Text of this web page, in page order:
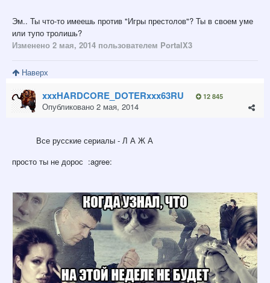
Эм.. Ты что-то имеешь против "Игры престолов"? Ты в своем уме
или тупо тролишь?
Изменено 2 мая, 2014 пользователем PortalX3
Наверх
xxxHARDCORE_DOTERxxx63RU 12 845
Опубликовано 2 мая, 2014
Все русские сериалы - Л А Ж А
просто ты не дорос :agree: